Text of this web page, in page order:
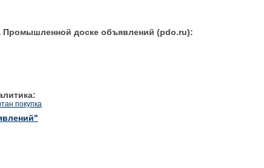
Промышленной доске объявлений (pdo.ru):
покупка